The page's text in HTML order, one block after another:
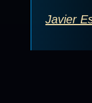
Javier